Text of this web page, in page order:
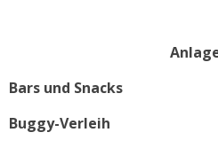
Bars und Snacks
Buggy-Verleih